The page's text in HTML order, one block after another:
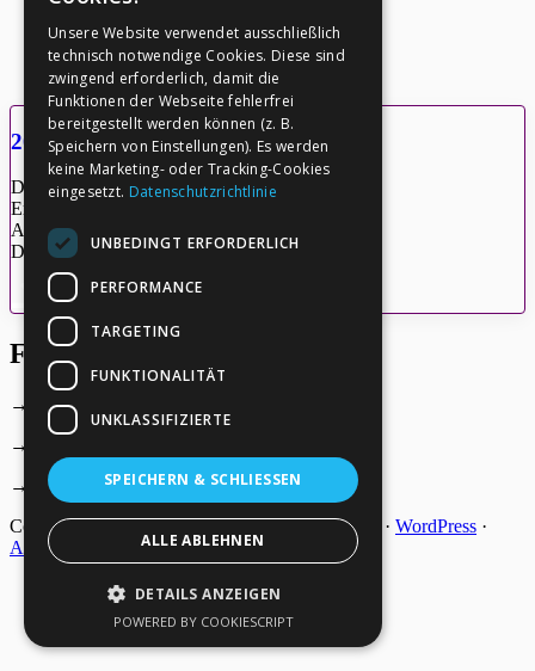
Archiv
M. Quinsey
S. Nidle
Kontakt
2024-04-12_Quinsey
Dateigröße: 456.62 KB
Erstellt: 27-05-2026
Aktualisiert: 27-05-2026
Downloads: 5
Herunterladen
Footer
→
Deine Spende
→
→
Kontakt zum PAO Team
Copyright © 2026 ·EpikonGenesis Framework · WordPress ·
Anmelden
Unsere Website verwendet ausschließlich
technisch notwendige Cookies. Diese sind
zwingend erforderlich, damit die
Funktionen der Webseite fehlerfrei
bereitgestellt werden können (z. B.
Speichern von Einstellungen). Es werden
keine Marketing- oder Tracking-Cookies
eingesetzt. Datenschutzrichtlinie
UNBEDINGT ERFORDERLICH
PERFORMANCE
TARGETING
FUNKTIONALITÄT
UNKLASSIFIZIERTE
SPEICHERN & SCHLIESSEN
ALLE ABLEHNEN
DETAILS ANZEIGEN
POWERED BY COOKIESCRIPT